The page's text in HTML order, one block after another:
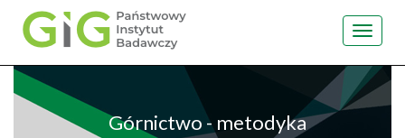
Przejdź
treści
Toggle
Górnictwo - metodyka